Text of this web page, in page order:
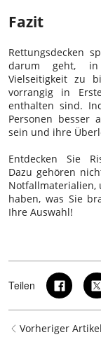
Fazit
Rettungsdecken
darum geht, in
Vielseitigkeit zu
vorrangig in
enthalten sind.
Personen besser
sein und ihre
Entdecken Sie
Dazu gehören
Notfallmaterialien,
haben, was Sie
Ihre Auswahl!
Teilen
Vorheriger Artikel